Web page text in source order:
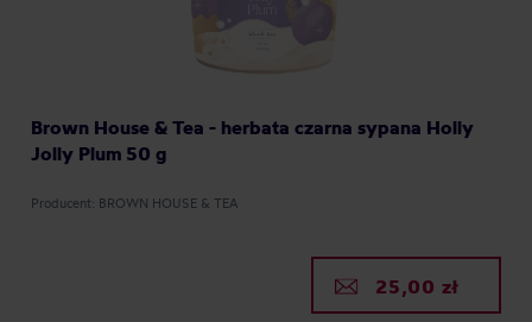
Brown House & Tea - herbata czarna sypana Holly
Jolly Plum 50 g
Producent: BROWN HOUSE & TEA
25,00 zł